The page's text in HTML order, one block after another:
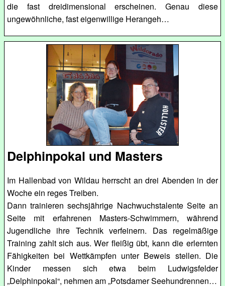
die fast dreidimensional erscheinen. Genau diese
ungewöhnliche, fast eigenwillige Herangeh…
Delphinpokal und Masters
Im Hallenbad von Wildau herrscht an drei Abenden in der
Woche ein reges Treiben.
Dann trainieren sechsjährige Nachwuchstalente Seite an
Seite mit erfahrenen Masters-Schwimmern, während
Jugendliche ihre Technik verfeinern. Das regelmäßige
Training zahlt sich aus. Wer fleißig übt, kann die erlernten
Fähigkeiten bei Wettkämpfen unter Beweis stellen. Die
Kinder messen sich etwa beim Ludwigsfelder
„Delphinpokal“, nehmen am „Potsdamer Seehundrennen…